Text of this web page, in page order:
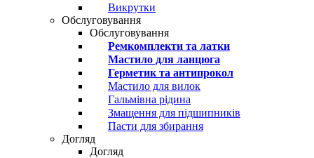
Викрутки
Обслуговування
Обслуговування
Ремкомплекти та латки
Мастило для ланцюга
Герметик та антипрокол
Мастило для вилок
Гальмівна рідина
Змащення для підшипників
Пасти для збирання
Догляд
Догляд